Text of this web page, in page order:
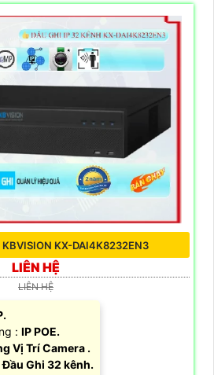
KX-DAI4K8232EN3
LIÊN HỆ
LIÊN HỆ
: IP POE.
Vị Trí Camera .
Đầu Ghi 32 kênh.